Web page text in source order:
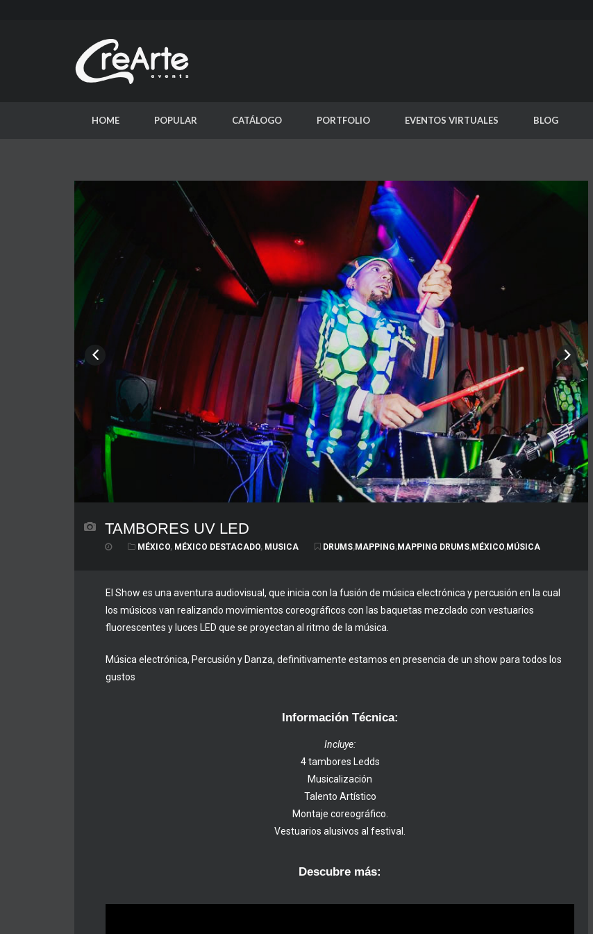
HOME POPULAR CATÁLOGO PORTFOLIO EVENTOS VIRTUALES BLOG
TAMBORES UV LED
MÉXICO, MÉXICO DESTACADO, MUSICA DRUMS,MAPPING,MAPPING DRUMS,MÉXICO,MÚSICA
El Show es una aventura audiovisual, que inicia con la fusión de música electrónica y percusión en la cual
los músicos van realizando movimientos coreográficos con las baquetas mezclado con vestuarios
fluorescentes y luces LED que se proyectan al ritmo de la música.
Música electrónica, Percusión y Danza, definitivamente estamos en presencia de un show para todos los
gustos
Información Técnica:
Incluye:
4 tambores Ledds
Musicalización
Talento Artístico
Montaje coreográfico.
Vestuarios alusivos al festival.
Descubre más: